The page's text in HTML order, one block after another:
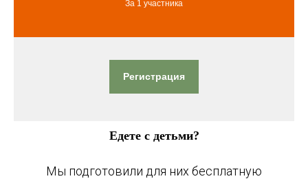
За 1 участника
Регистрация
Едете с детьми?
Мы подготовили для них бесплатную